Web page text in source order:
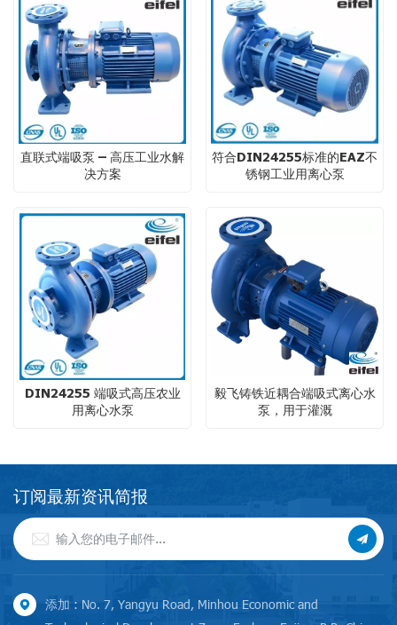
直联式端吸泵 – 高压工业水解
决方案
符合DIN24255标准的EAZ不
锈钢工业用离心泵
DIN24255 端吸式高压农业
用离心水泵
毅飞铸铁近耦合端吸式离心水
泵，用于灌溉
订阅最新资讯简报
添加 : No. 7, Yangyu Road, Minhou Economic and